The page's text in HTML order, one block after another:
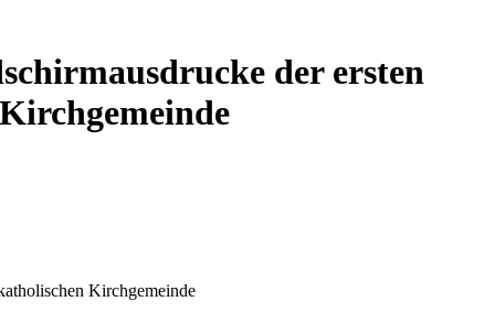
der ersten
Kirchgemeinde